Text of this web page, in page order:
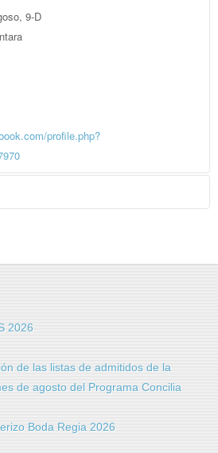
9-D
profile.php?
2026
de las listas de admitidos de la
de agosto del Programa Concilia
Boda Regia 2026